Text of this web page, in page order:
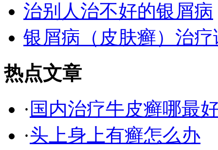
治别人治不好的银屑病
银屑病（皮肤癣）治
热点文章
· 国内治疗牛皮癣哪最
·头上身上有癣怎么办